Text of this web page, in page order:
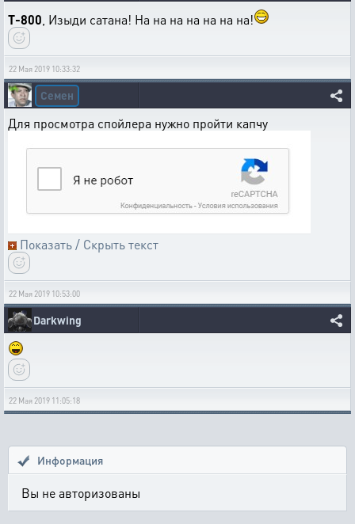
T-800 , Изыди сатана! На на на на на на на!
22 Мая 2019 10:33:32
Семен
Для просмотра спойлера нужно пройти капчу
Показать / Скрыть текст
22 Мая 2019 10:53:00
Darkwing
22 Мая 2019 11:05:18
Информация
Вы не авторизованы